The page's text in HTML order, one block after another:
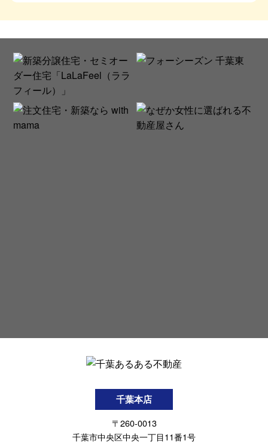
千葉本店
〒260-0013
千葉市中央区中央一丁目11番1号